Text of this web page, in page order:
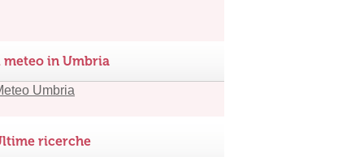
meteo in Umbria
ricerche